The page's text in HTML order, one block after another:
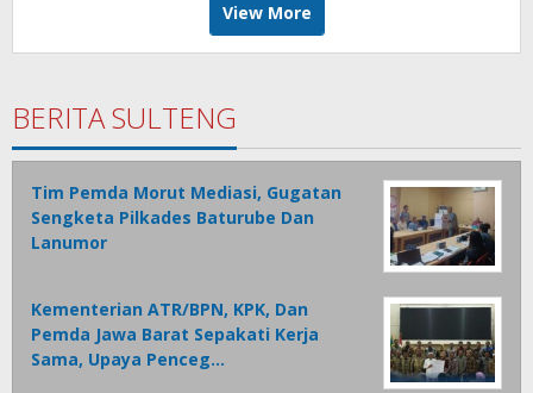
View More
BERITA SULTENG
Tim Pemda Morut Mediasi, Gugatan
Sengketa Pilkades Baturube Dan
Lanumor
Kementerian ATR/BPN, KPK, Dan
Pemda Jawa Barat Sepakati Kerja
Sama, Upaya Penceg…